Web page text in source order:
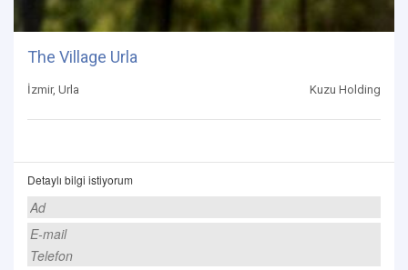
The Village Urla
İzmir, Urla Kuzu Holding
Detaylı bilgi istiyorum